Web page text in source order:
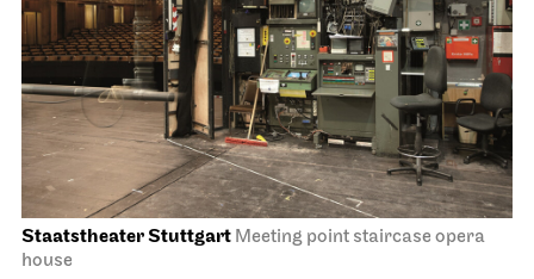
Staatstheater Stuttgart Meeting point staircase opera
house